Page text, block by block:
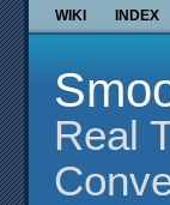
WIKI INDEX
Real